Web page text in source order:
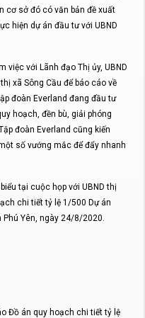
cơ sở đó có văn bản đề xuất
hiện dự án đầu tư với UBND
việc với Lãnh đạo Thị ủy, UBND
xã Sông Cầu để báo cáo về
đoàn Everland đang đầu tư
hoạch, đền bù, giải phóng
đoàn Everland cũng kiến
số vướng mắc để đẩy nhanh
tại cuộc họp với UBND thị
chi tiết tỷ lệ 1/500 Dự án
Phú Yên, ngày 24/8/2020.
Đồ án quy hoạch chi tiết tỷ lệ